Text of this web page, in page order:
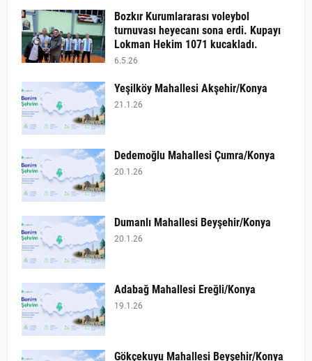
Bozkır Kurumlararası voleybol
turnuvası heyecanı sona erdi. Kupayı
Lokman Hekim 1071 kucakladı.
6.5.26
Yeşilköy Mahallesi Akşehir/Konya
21.1.26
Dedemoğlu Mahallesi Çumra/Konya
20.1.26
Dumanlı Mahallesi Beyşehir/Konya
20.1.26
Adabağ Mahallesi Ereğli/Konya
19.1.26
Gökçekuyu Mahallesi Beyşehir/Konya